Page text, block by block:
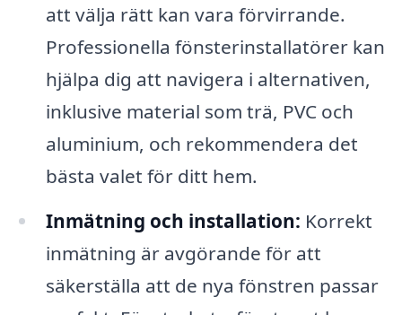
att välja rätt kan vara förvirrande.
Professionella fönsterinstallatörer kan
hjälpa dig att navigera i alternativen,
inklusive material som trä, PVC och
aluminium, och rekommendera det
bästa valet för ditt hem.
Inmätning och installation: Korrekt
inmätning är avgörande för att
säkerställa att de nya fönstren passar